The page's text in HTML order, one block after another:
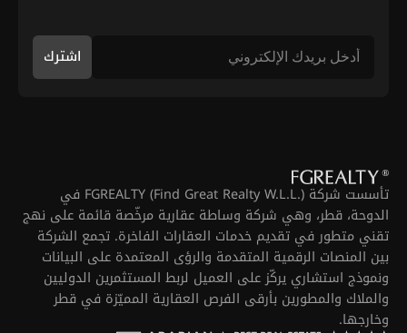
اشترك
تأسست شركة FGREALTY (Find Great Realty W.L.L.) في
الدوحة، قطر، وهي شركة وساطة عقارية مرخّصة قائمة على نهج
تقني متطور في تقديم خدمات العقارات الفاخرة. تجمع الشركة
بين المنصات الرقمية المتقدمة والرؤى المعتمدة على البيانات
ونموذج استشاري يركّز على العميل لربط المستثمرين الدوليين
والملاك والمطورين بأرقى الفرص العقارية المميّزة في قطر
وخارجها.